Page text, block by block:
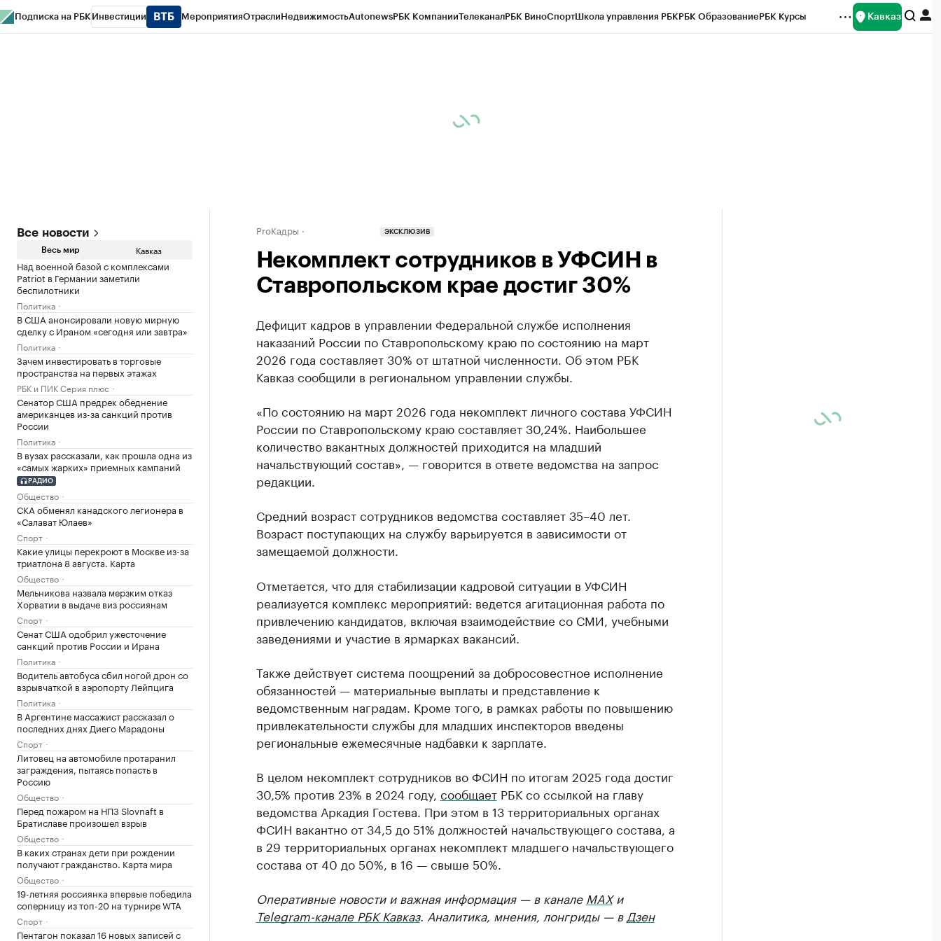
Подписка на РБК Инвестиции МероприятияОтраслиНедвижимостьAutonewsРБК КомпанииТелеканалРБК ВиноСпортШкола управления РБКРБК ОбразованиеРБК Курсы Кавказ
Все новости
Весь мир Кавказ
Над военной базой с комплексами
Patriot в Германии заметили
беспилотники
Политика
В США анонсировали новую мирную
сделку с Ираном «сегодня или завтра»
Политика
Зачем инвестировать в торговые
пространства на первых этажах
РБК и ПИК Серия плюс
Сенатор США предрек обеднение
американцев из-за санкций против
России
Политика
В вузах рассказали, как прошла одна из
«самых жарких» приемных кампаний
РАДИО
Общество
СКА обменял канадского легионера в
«Салават Юлаев»
Спорт
Какие улицы перекроют в Москве из-за
триатлона 8 августа. Карта
Общество
Мельникова назвала мерзким отказ
Хорватии в выдаче виз россиянам
Спорт
Сенат США одобрил ужесточение
санкций против России и Ирана
Политика
Водитель автобуса сбил ногой дрон со
взрывчаткой в аэропорту Лейпцига
Политика
В Аргентине массажист рассказал о
последних днях Диего Марадоны
Спорт
Литовец на автомобиле протаранил
заграждения, пытаясь попасть в
Россию
Общество
Перед пожаром на НПЗ Slovnaft в
Братиславе произошел взрыв
Общество
В каких странах дети при рождении
получают гражданство. Карта мира
Общество
19-летняя россиянка впервые победила
соперницу из топ-20 на турнире WTA
Спорт
Пентагон показал 16 новых записей с
ProКадры ЭКСКЛЮЗИВ
Некомплект сотрудников в УФСИН в
Ставропольском крае достиг 30%
Дефицит кадров в управлении Федеральной службе исполнения
наказаний России по Ставропольскому краю по состоянию на март
2026 года составляет 30% от штатной численности. Об этом РБК
Кавказ сообщили в региональном управлении службы.
«По состоянию на март 2026 года некомплект личного состава УФСИН
России по Ставропольскому краю составляет 30,24%. Наибольшее
количество вакантных должностей приходится на младший
начальствующий состав», — говорится в ответе ведомства на запрос
редакции.
Средний возраст сотрудников ведомства составляет 35–40 лет.
Возраст поступающих на службу варьируется в зависимости от
замещаемой должности.
Отметается, что для стабилизации кадровой ситуации в УФСИН
реализуется комплекс мероприятий: ведется агитационная работа по
привлечению кандидатов, включая взаимодействие со СМИ, учебными
заведениями и участие в ярмарках вакансий.
Также действует система поощрений за добросовестное исполнение
обязанностей — материальные выплаты и представление к
ведомственным наградам. Кроме того, в рамках работы по повышению
привлекательности службы для младших инспекторов введены
региональные ежемесячные надбавки к зарплате.
В целом некомплект сотрудников во ФСИН по итогам 2025 года достиг
30,5% против 23% в 2024 году, сообщаетРБК со ссылкой на главу
ведомства Аркадия Гостева. При этом в 13 территориальных органах
ФСИН вакантно от 34,5 до 51% должностей начальствующего состава, а
в 29 территориальных органах некомплект младшего начальствующего
состава от 40 до 50%, в 16 — свыше 50%.
Оперативные новости и важная информация — в канале MAXи
Telegram-канале РБК Кавказ. Аналитика, мнения, лонгриды — в Дзен